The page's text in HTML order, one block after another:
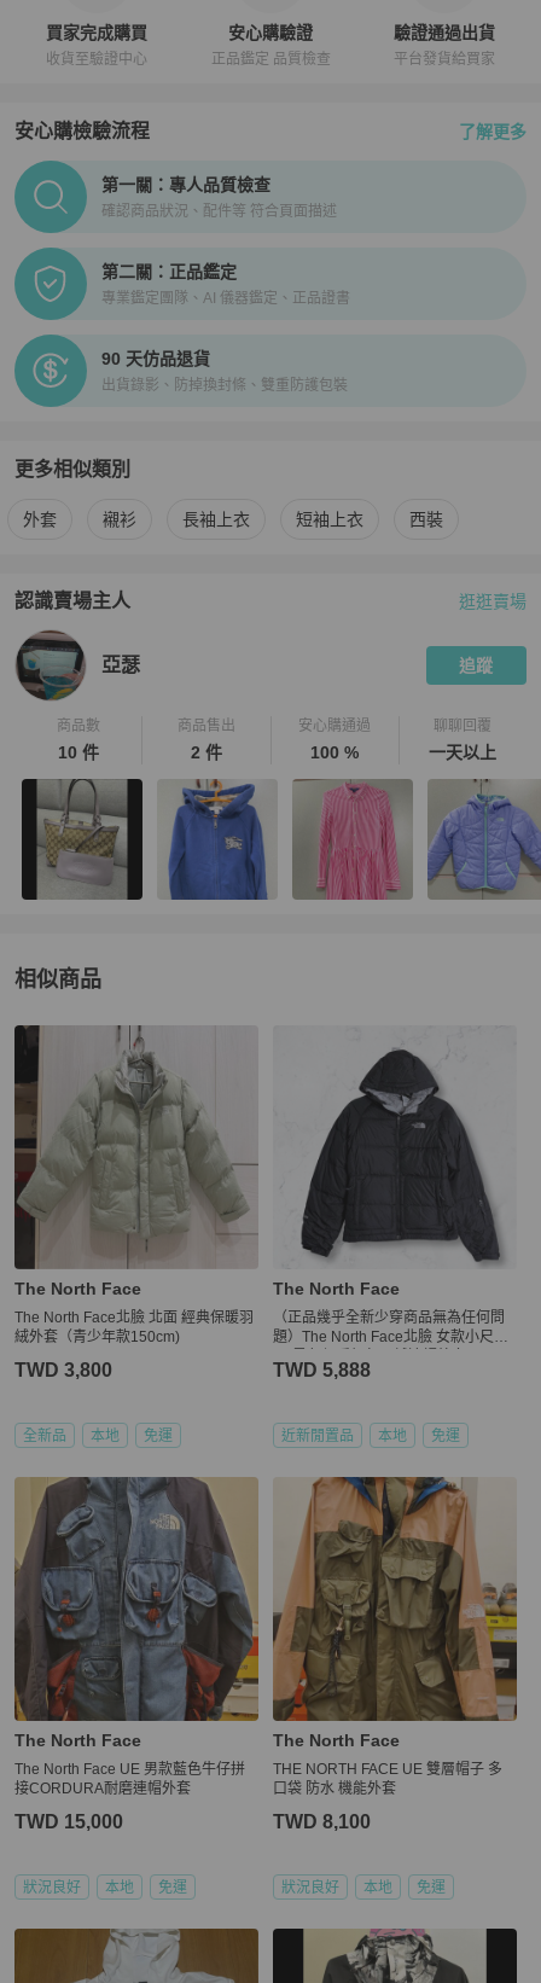
買家完成購買
收貨至驗證中心
安心購驗證
正品鑑定 品質檢查
驗證通過出貨
平台發貨給買家
安心購檢驗流程 了解更多
PopChill拍拍圈正品驗證、安心購檢驗流程介紹
第一關：專人品質檢查
確認商品狀況、配件等 符合頁面描述
第二關：正品鑑定
專業鑑定團隊、AI 儀器鑑定、正品證書
90 天仿品退貨
出貨錄影、防掉換封條、雙重防護包裝
更多相似類別
更多 The North Face 男裝相似商品推薦
外套 襯衫 長袖上衣 短袖上衣 西裝
認識賣場主人
PopChill 拍拍圈嚴選賣家
逛逛賣場
亞瑟 追蹤
商品數
10 件
商品售出
2 件
安心購通過
100 %
聊聊回覆
一天以上
相似商品
更多相似The North Face 男裝
The North Face
The North Face北臉 北面 經典保暖羽
絨外套（青少年款150cm)
TWD 3,800
全新品 本地 免運
The North Face
（正品幾乎全新少穿商品無為任何問
題）The North Face北臉 女款小尺碼
TWD 5,888
近新閒置品 本地 免運
The North Face
The North Face UE 男款藍色牛仔拼
接CORDURA耐磨連帽外套
TWD 15,000
狀況良好 本地 免運
The North Face
THE NORTH FACE UE 雙層帽子 多
口袋 防水 機能外套
TWD 8,100
狀況良好 本地 免運